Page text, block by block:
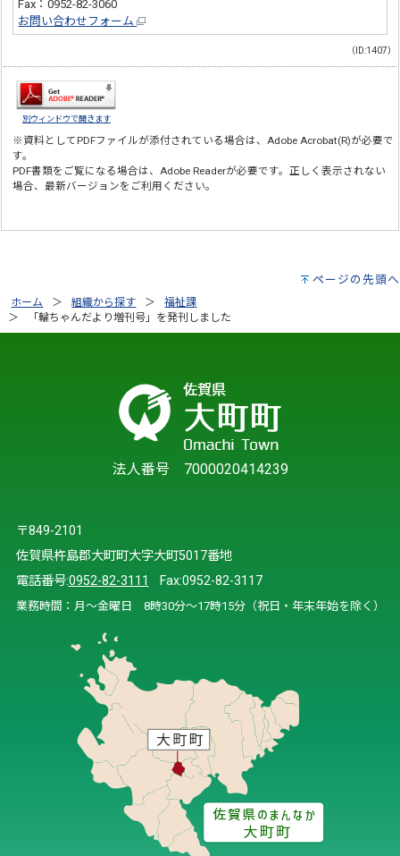
Fax：0952-82-3060
お問い合わせフォーム
（ID:1407）
別ウィンドウで開きます
※資料としてPDFファイルが添付されている場合は、Adobe Acrobat(R)が必要で
す。
PDF書類をご覧になる場合は、Adobe Readerが必要です。正しく表示されない
場合、最新バージョンをご利用ください。
ページの先頭へ
ホーム 組織から探す
福祉課
「輪ちゃんだより増刊号」を発刊しました
法人番号 7000020414239
〒849-2101
佐賀県杵島郡大町町大字大町5017番地
電話番号:0952-82-3111 Fax:0952-82-3117
業務時間：月～金曜日 8時30分～17時15分（祝日・年末年始を除く）